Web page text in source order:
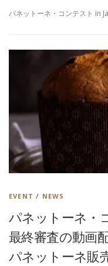
パネットーネ・コンテスト in
EVENT / NEWS
パネットーネ・
最終審査の動画
パネットーネ販